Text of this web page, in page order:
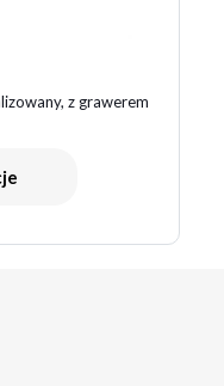
z grawerem